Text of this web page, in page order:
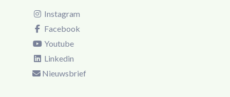
Instagram
Facebook
Youtube
Linkedin
Nieuwsbrief